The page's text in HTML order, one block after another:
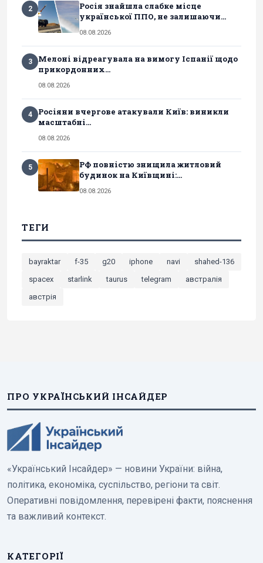
2
Росія знайшла слабке місце
української ППО, не залишаючи...
08.08.2026
3
Мелоні відреагувала на вимогу Іспанії щодо
прикордонних...
08.08.2026
4
Росіяни вчергове атакували Київ: виникли
масштабні...
08.08.2026
5
РФ повністю знищила житловий
будинок на Київщині:...
08.08.2026
ТЕГИ
bayraktar f-35 g20 iphone navi
shahed-136
spacex
starlink taurus telegram
австралія
австрія
ПРО УКРАЇНСЬКИЙ ІНСАЙДЕР
«Український Інсайдер» — новини України: війна,
політика, економіка, суспільство, регіони та світ.
Оперативні повідомлення, перевірені факти, пояснення
та важливий контекст.
КАТЕГОРІЇ